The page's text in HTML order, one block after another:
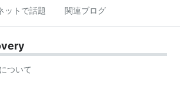
ットで話題 関連ブログ
ついて